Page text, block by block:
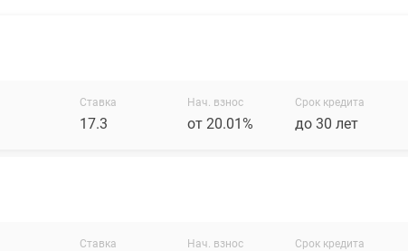
Ставка
17.3
Нач. взнос
от 20.01%
Срок кредита
до 30 лет
Ставка Нач. взнос Срок кредита